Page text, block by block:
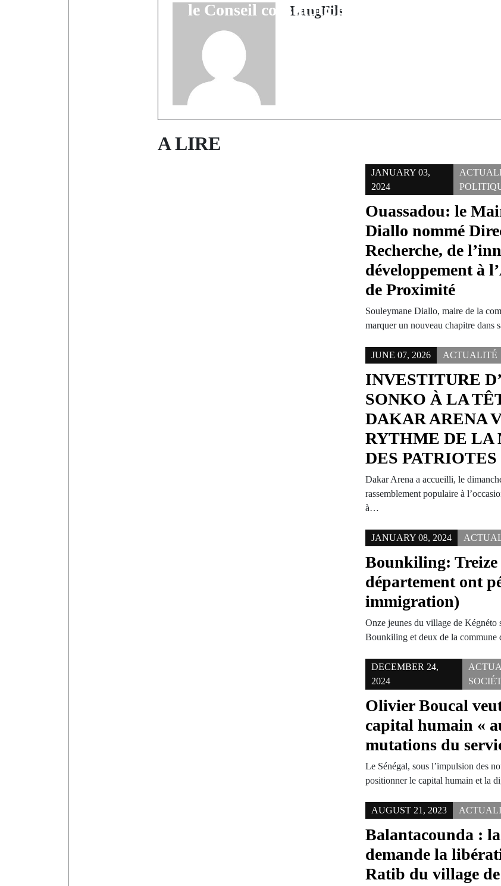
le Conseil constitutionnel
LangFils
A LIRE
JANUARY 03,
2024
Ouassadou: le
Diallo nommé
Recherche, de
développement à
de Proximité
Souleymane Diallo, maire de la
marquer un nouveau chapitre dans
JUNE 07, 2026 ACTUALITÉ
INVESTITURE
SONKO À LA
DAKAR ARENA
RYTHME DE
DES PATRIOTES
Dakar Arena a accueilli, le
rassemblement populaire à
à…
JANUARY 08, 2024
Bounkiling: Treize
département ont
immigration)
Onze jeunes du village de Kégnéto
Bounkiling et deux de la
DECEMBER 24,
2024
Olivier Boucal
capital humain «
mutations du
Le Sénégal, sous l’impulsion des
positionner le capital humain et la
AUGUST 21, 2023
Balantacounda :
demande la
Ratib du village